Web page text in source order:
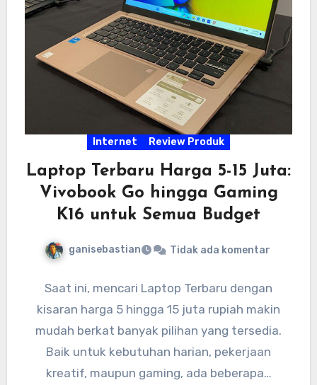
Internet Review Produk
Laptop Terbaru Harga 5-15 Juta:
Vivobook Go hingga Gaming
K16 untuk Semua Budget
ganisebastian Tidak ada komentar
Saat ini, mencari Laptop Terbaru dengan
kisaran harga 5 hingga 15 juta rupiah makin
mudah berkat banyak pilihan yang tersedia.
Baik untuk kebutuhan harian, pekerjaan
kreatif, maupun gaming, ada beberapa…